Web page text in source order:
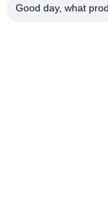
Good day, what